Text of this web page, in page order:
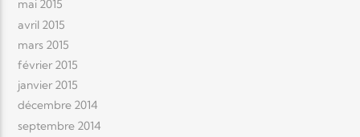
mai 2015
avril 2015
mars 2015
février 2015
janvier 2015
décembre 2014
septembre 2014